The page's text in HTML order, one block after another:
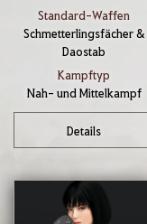
Standard-Waffen
Schmetterlingsfächer &
Daostab
Kampftyp
Nah- und Mittelkampf
Details